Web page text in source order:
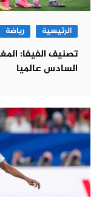
الرئيسية رياضة
تصنيف الفيفا:
السادس عالميا